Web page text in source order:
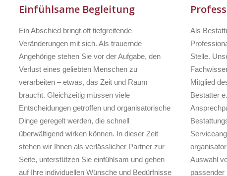
Einfühlsame Begleitung
Ein Abschied bringt oft tiefgreifende
Veränderungen mit sich. Als trauernde
Angehörige stehen Sie vor der Aufgabe, den
Verlust eines geliebten Menschen zu
verarbeiten – etwas, das Zeit und Raum
braucht. Gleichzeitig müssen viele
Entscheidungen getroffen und organisatorische
Dinge geregelt werden, die schnell
überwältigend wirken können. In dieser Zeit
stehen wir Ihnen als verlässlicher Partner zur
Seite, unterstützen Sie einfühlsam und gehen
auf Ihre individuellen Wünsche und Bedürfnisse
Als
Stelle.
Mitglied
Bestatter
Auswahl
passender